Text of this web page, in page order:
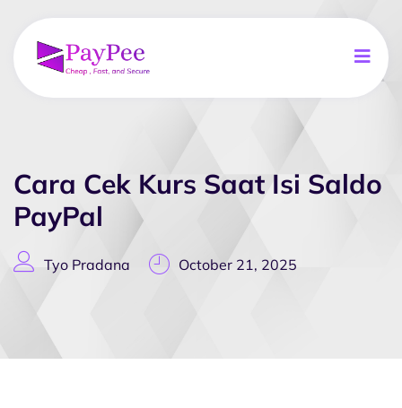
Cara Cek Kurs Saat Isi Saldo
PayPal
Tyo Pradana October 21, 2025